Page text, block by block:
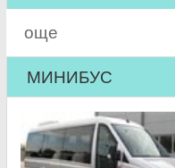
още
МИНИБУС